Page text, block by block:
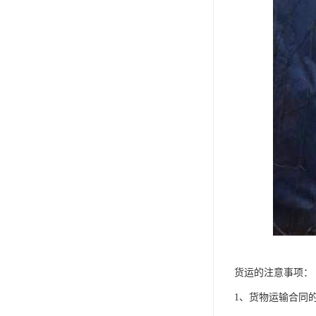
货运的注意事项：
1、货物运输合同